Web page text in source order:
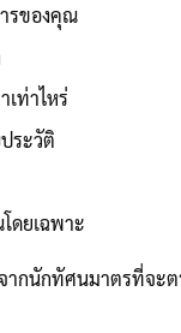
รของคุณ
ท่าไหร่
ระวัติ
ดยเฉพาะ
กนักทัศนมาตรที่จ